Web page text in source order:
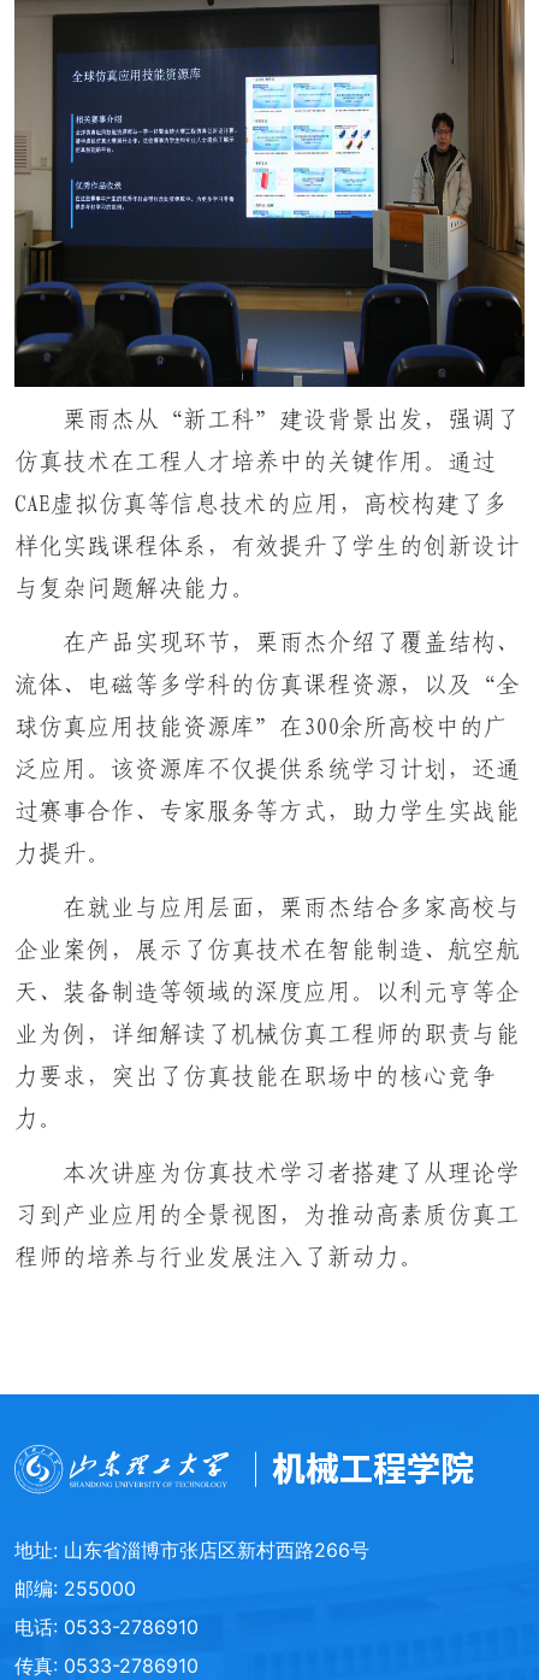
栗雨杰从“新工科”建设背景出发，强调了
仿真技术在工程人才培养中的关键作用。通过
CAE虚拟仿真等信息技术的应用，高校构建了多
样化实践课程体系，有效提升了学生的创新设计
与复杂问题解决能力。
在产品实现环节，栗雨杰介绍了覆盖结构、
流体、电磁等多学科的仿真课程资源，以及“全
球仿真应用技能资源库”在300余所高校中的广
泛应用。该资源库不仅提供系统学习计划，还通
过赛事合作、专家服务等方式，助力学生实战能
力提升。
在就业与应用层面，栗雨杰结合多家高校与
企业案例，展示了仿真技术在智能制造、航空航
天、装备制造等领域的深度应用。以利元亨等企
业为例，详细解读了机械仿真工程师的职责与能
力要求，突出了仿真技能在职场中的核心竞争
力。
本次讲座为仿真技术学习者搭建了从理论学
习到产业应用的全景视图，为推动高素质仿真工
程师的培养与行业发展注入了新动力。
地址: 山东省淄博市张店区新村西路266号
邮编: 255000
电话: 0533-2786910
传真: 0533-2786910